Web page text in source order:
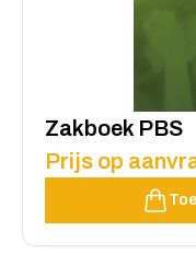
Zakboek PBS
Prijs op